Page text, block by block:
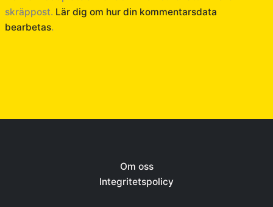
skräppost. Lär dig om hur din kommentarsdata
bearbetas.
Om oss
Integritetspolicy